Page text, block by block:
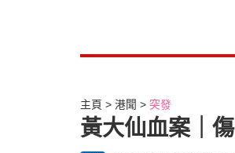
主頁 港聞 突發
黃大仙血案｜